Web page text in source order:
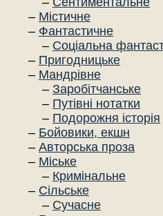
– Містичне
– Фантастичне
– Соціальна
– Пригодницьке
– Мандрівне
– Заробітчанське
– Путівні нотатки
– Подорожня історія
– Бойовики, екшн
– Авторська проза
– Міське
– Кримінальне
– Сільське
– Сучасне